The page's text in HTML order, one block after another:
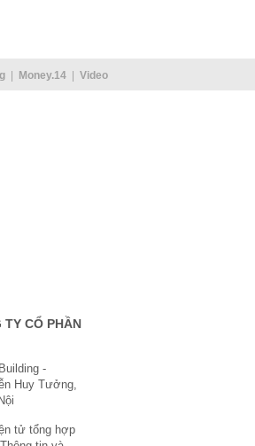
Money.14 Video
TY CỔ PHẦN
-
Huy Tưởng,
tử tổng hợp